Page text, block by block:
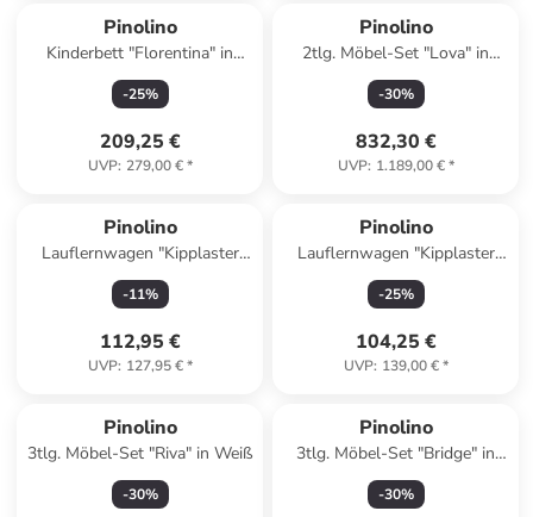
Pinolino
Kinderbett "Florentina" in
Weiß - (L)146 x (B)76 x (H)85
cm
-25%
209,25 €
UVP: 279,00 €*
Pinolino
2tlg. Möbel-Set "Lova" in
Weiß
-30%
832,30 €
UVP: 1.189,00 €*
Pinolino
Lauflernwagen "Kipplaster
Fred" in Grün - ab 12
Monaten
-11%
112,95 €
UVP: 127,95 €*
Pinolino
Lauflernwagen "Kipplaster
Fred" in Hellblau - ab 12
Monaten
-25%
104,25 €
UVP: 139,00 €*
Pinolino
3tlg. Möbel-Set "Riva" in Weiß
-30%
Pinolino
3tlg. Möbel-Set "Bridge" in
Weiß
-30%